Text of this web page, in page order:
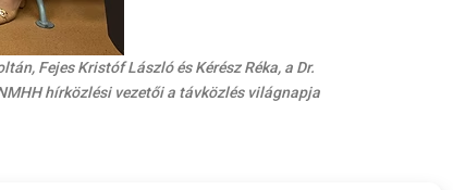
Fejes Kristóf László és Kérész Réka, a Dr.
hírközlési vezetői a távközlés világnapja